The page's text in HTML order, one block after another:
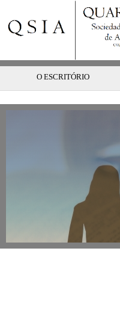
O ESCRITÓRIO